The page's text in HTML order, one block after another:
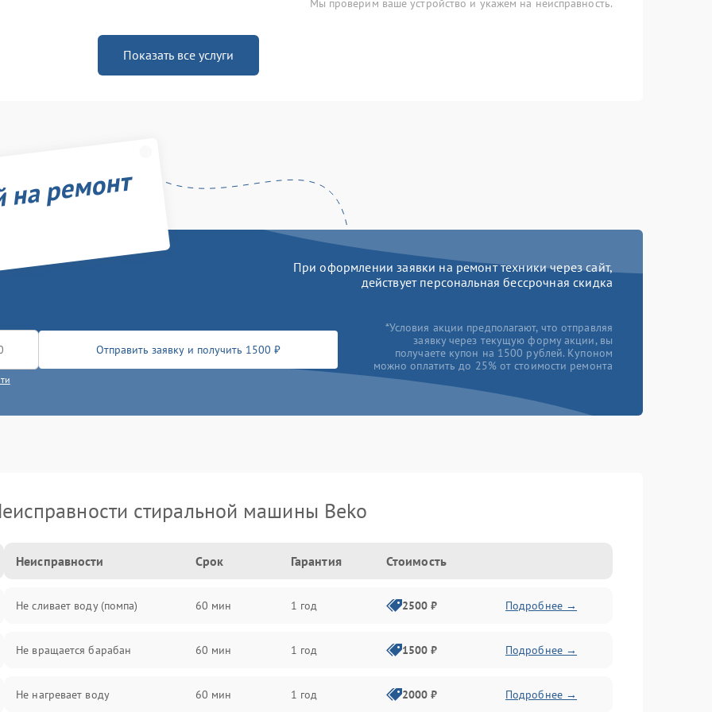
Мы проверим ваше устройство и укажем на неисправность.
Показать все услуги
ремонт
При оформлении заявки на ремонт техники через сайт,
действует персональная бессрочная скидка
Отправить заявку и получить 1500 ₽
*Условия акции предполагают, что отправляя
заявку через текущую форму акции, вы
получаете купон на 1500 рублей. Купоном
можно оплатить до 25% от стоимости ремонта
стиральной машины Beko
Неисправности Срок Гарантия Стоимость
Не сливает воду (помпа) 60 мин 1 год 2500 ₽ Подробнее →
Не вращается барабан 60 мин 1 год 1500 ₽ Подробнее →
Не нагревает воду 60 мин 1 год 2000 ₽ Подробнее →